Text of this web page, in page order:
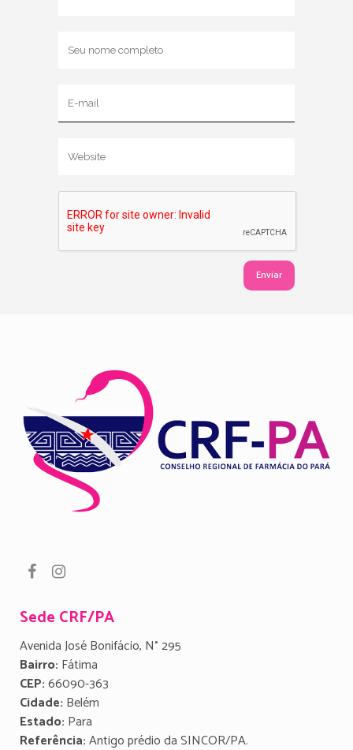
Sede CRF/PA
Avenida José Bonifácio, N° 295
Bairro: Fátima
CEP:66090-363
Cidade: Belém
Estado: Para
Referência:Antigo prédio da SINCOR/PA.